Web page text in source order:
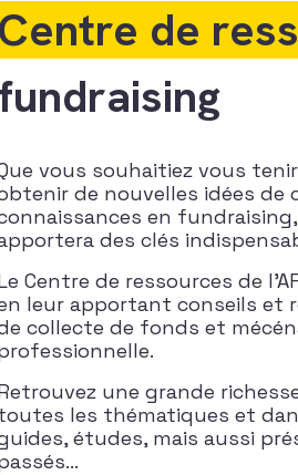
Centre de
vous souhaitiez vous
de nouvelles idées
en
des clés
Centre de ressources de
leur apportant conseils et
collecte de fonds et
une grande
les thématiques et
études, mais aussi